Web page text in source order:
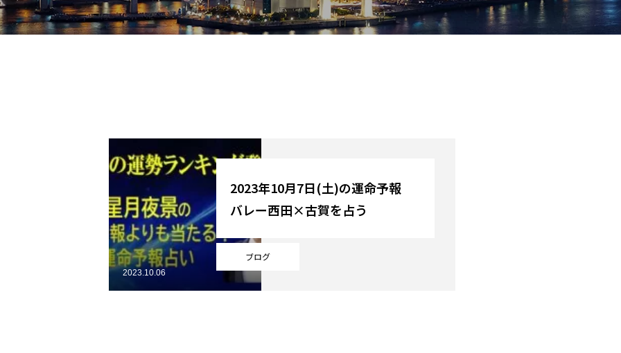
テニス四大大会・五輪
YouTube
Online Store
ブログ
2023年10月7日(土)の運命予報
バレー西田×古賀を占う
2023.10.06